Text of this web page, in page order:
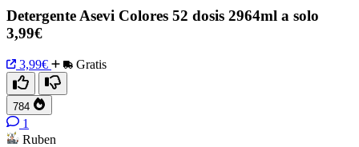
Detergente Asevi Colores 52 dosis 2964ml a solo
3,99€
3,99€ Gratis
784
1
Ruben